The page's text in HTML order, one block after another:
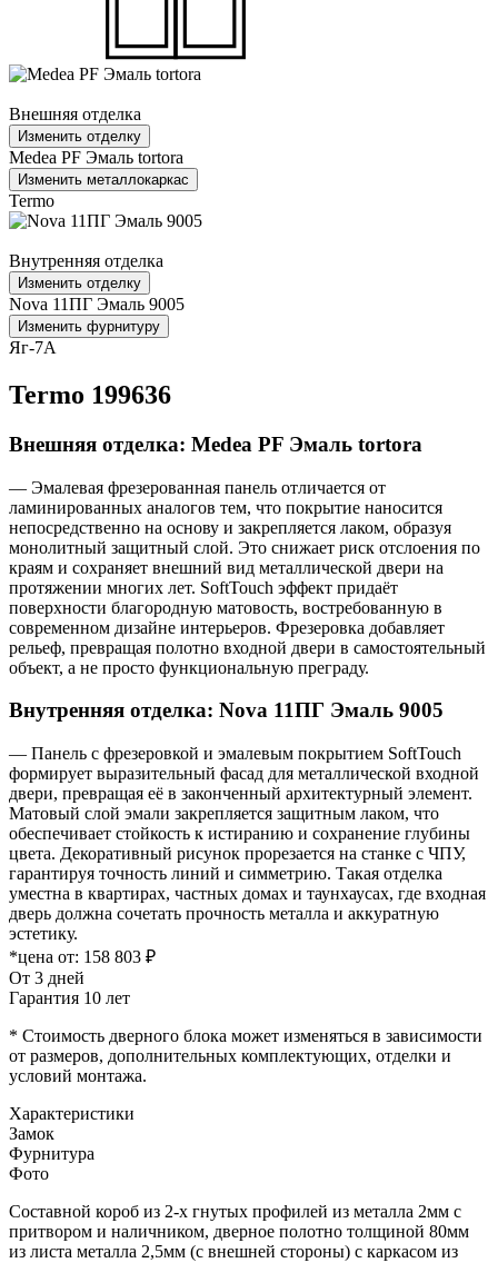
Внешняя отделка
Изменить отделку
Medea PF Эмаль tortora
Изменить металлокаркас
Termo
Внутренняя отделка
Изменить отделку
Nova 11ПГ Эмаль 9005
Изменить фурнитуру
Яг-7А
Termo 199636
Внешняя отделка: Medea PF Эмаль tortora
— Эмалевая фрезерованная панель отличается от
ламинированных аналогов тем, что покрытие наносится
непосредственно на основу и закрепляется лаком, образуя
монолитный защитный слой. Это снижает риск отслоения по
краям и сохраняет внешний вид металлической двери на
протяжении многих лет. SoftTouch эффект придаёт
поверхности благородную матовость, востребованную в
современном дизайне интерьеров. Фрезеровка добавляет
рельеф, превращая полотно входной двери в самостоятельный
объект, а не просто функциональную преграду.
Внутренняя отделка: Nova 11ПГ Эмаль 9005
— Панель с фрезеровкой и эмалевым покрытием SoftTouch
формирует выразительный фасад для металлической входной
двери, превращая её в законченный архитектурный элемент.
Матовый слой эмали закрепляется защитным лаком, что
обеспечивает стойкость к истиранию и сохранение глубины
цвета. Декоративный рисунок прорезается на станке с ЧПУ,
гарантируя точность линий и симметрию. Такая отделка
уместна в квартирах, частных домах и таунхаусах, где входная
дверь должна сочетать прочность металла и аккуратную
эстетику.
*цена от: 158 803 ₽
От 3 дней
Гарантия 10 лет
* Стоимость дверного блока может изменяться в зависимости
от размеров, дополнительных комплектующих, отделки и
условий монтажа.
Характеристики
Замок
Фурнитура
Фото
Составной короб из 2-х гнутых профилей из металла 2мм с
притвором и наличником, дверное полотно толщиной 80мм
из листа металла 2,5мм (с внешней стороны) c каркасом из